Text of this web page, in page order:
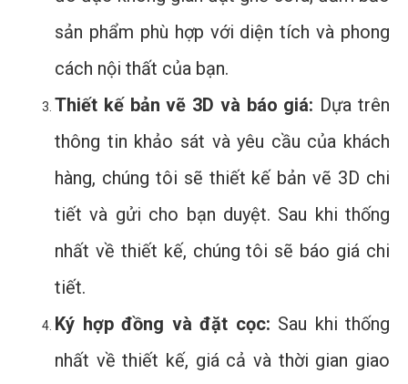
sản phẩm phù hợp với diện tích và phong
cách nội thất của bạn.
Thiết kế bản vẽ 3D và báo giá: Dựa trên
thông tin khảo sát và yêu cầu của khách
hàng, chúng tôi sẽ thiết kế bản vẽ 3D chi
tiết và gửi cho bạn duyệt. Sau khi thống
nhất về thiết kế, chúng tôi sẽ báo giá chi
tiết.
Ký hợp đồng và đặt cọc: Sau khi thống
nhất về thiết kế, giá cả và thời gian giao